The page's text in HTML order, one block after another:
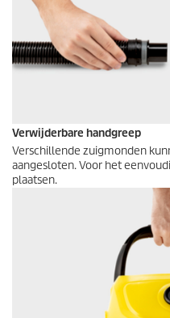
Verwijderbare handgreep
Verschillende zuigmonden
aangesloten. Voor het
plaatsen.